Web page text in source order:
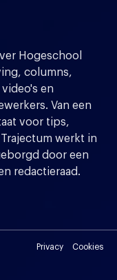
Hogeschool
columns,
en
Van een
voor tips,
werkt in
door een
redactieraad.
Privacy Cookies